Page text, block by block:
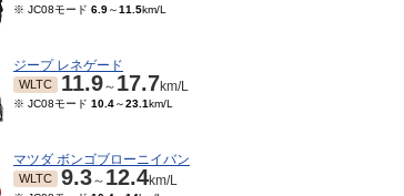
※ JC08モード 6.9～11.5km/L
ジープ レネゲード
WLTC 11.9～ 17.7km/L
※ JC08モード 10.4～23.1km/L
マツダ ボンゴブローニイバン
WLTC 9.3～ 12.4km/L